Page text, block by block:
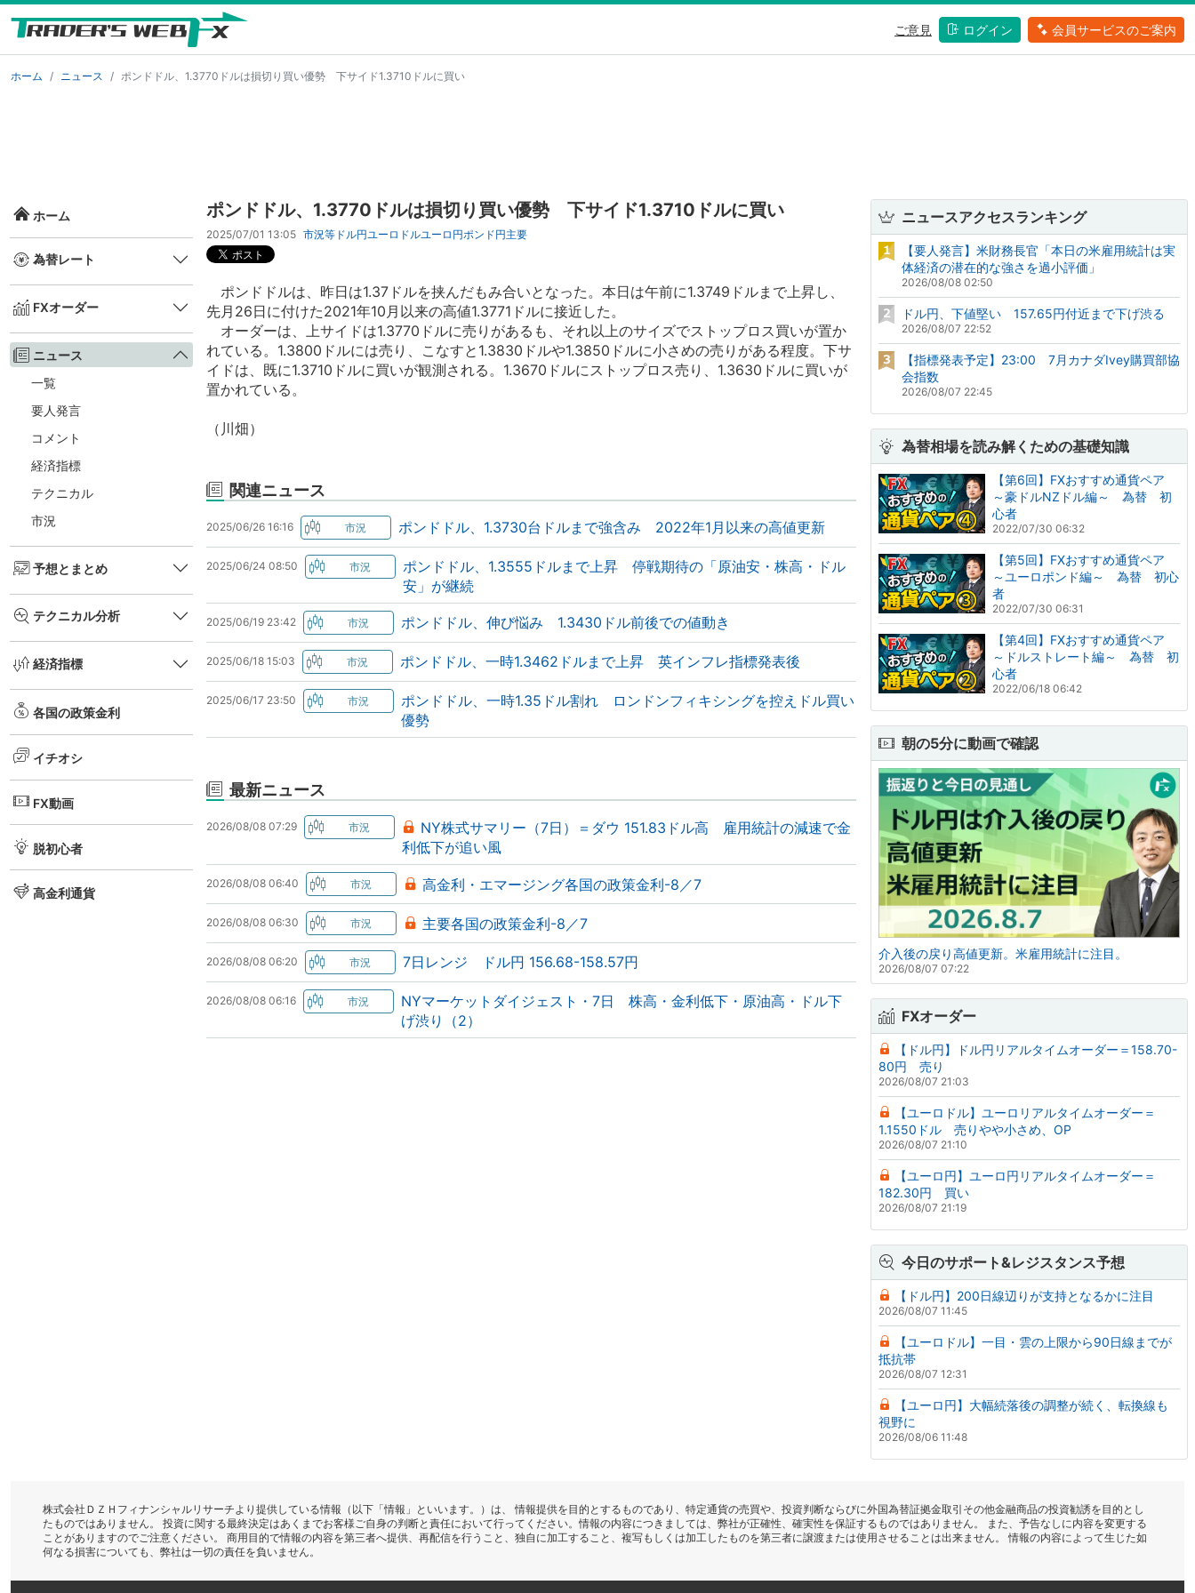
ご意見 ログイン 会員サービスのご案内
ホーム ニュース ポンドドル、1.3770ドルは損切り買い優勢 下サイド1.3710ドルに買い
ホーム
為替レート
FXオーダー
ニュース
一覧
要人発言
コメント
経済指標
テクニカル
市況
予想とまとめ
テクニカル分析
経済指標
各国の政策金利
イチオシ
FX動画
脱初心者
高金利通貨
ポンドドル、1.3770ドルは損切り買い優勢 下サイド1.3710ドルに買い
2025/07/01 13:05 市況等 ドル円ユーロドルユーロ円ポンド円主要
ポンドドルは、昨日は1.37ドルを挟んだもみ合いとなった。本日は午前に1.3749ドルまで上昇し、
先月26日に付けた2021年10月以来の高値1.3771ドルに接近した。
オーダーは、上サイドは1.3770ドルに売りがあるも、それ以上のサイズでストップロス買いが置か
れている。1.3800ドルには売り、こなすと1.3830ドルや1.3850ドルに小さめの売りがある程度。下サ
イドは、既に1.3710ドルに買いが観測される。1.3670ドルにストップロス売り、1.3630ドルに買いが
置かれている。
（川畑）
関連ニュース
2025/06/26 16:16 ポンドドル、1.3730台ドルまで強含み 2022年1月以来の高値更新
2025/06/24 08:50
ポンドドル、1.3555ドルまで上昇 停戦期待の「原油安・株高・ドル
安」が継続
2025/06/19 23:42 ポンドドル、伸び悩み 1.3430ドル前後での値動き
2025/06/18 15:03 ポンドドル、一時1.3462ドルまで上昇 英インフレ指標発表後
2025/06/17 23:50
ポンドドル、一時1.35ドル割れ ロンドンフィキシングを控えドル買い
優勢
最新ニュース
2026/08/08 07:29
NY株式サマリー（7日）＝ダウ 151.83ドル高 雇用統計の減速で金
利低下が追い風
2026/08/08 06:40 高金利・エマージング各国の政策金利-8／7
2026/08/08 06:30 主要各国の政策金利-8／7
2026/08/08 06:20 7日レンジ ドル円 156.68-158.57円
2026/08/08 06:16
NYマーケットダイジェスト・7日 株高・金利低下・原油高・ドル下
げ渋り（2）
ニュースアクセスランキング
【要人発言】米財務長官「本日の米雇用統計は実
体経済の潜在的な強さを過小評価」
2026/08/08 02:50
ドル円、下値堅い 157.65円付近まで下げ渋る
2026/08/07 22:52
【指標発表予定】23:00 7月カナダIvey購買部協
会指数
2026/08/07 22:45
為替相場を読み解くための基礎知識
【第6回】FXおすすめ通貨ペア
～豪ドルNZドル編～ 為替 初
心者
2022/07/30 06:32
【第5回】FXおすすめ通貨ペア
～ユーロポンド編～ 為替 初心
者
2022/07/30 06:31
【第4回】FXおすすめ通貨ペア
～ドルストレート編～ 為替 初
心者
2022/06/18 06:42
朝の5分に動画で確認
介入後の戻り高値更新。米雇用統計に注目。
2026/08/07 07:22
FXオーダー
【ドル円】ドル円リアルタイムオーダー＝158.70-
80円 売り
2026/08/07 21:03
【ユーロドル】ユーロリアルタイムオーダー＝
1.1550ドル 売りやや小さめ、OP
2026/08/07 21:10
【ユーロ円】ユーロ円リアルタイムオーダー＝
182.30円 買い
2026/08/07 21:19
今日のサポート&レジスタンス予想
【ドル円】200日線辺りが支持となるかに注目
2026/08/07 11:45
【ユーロドル】一目・雲の上限から90日線までが
抵抗帯
2026/08/07 12:31
【ユーロ円】大幅続落後の調整が続く、転換線も
視野に
2026/08/06 11:48
株式会社ＤＺＨフィナンシャルリサーチより提供している情報（以下「情報」といいます。）は、 情報提供を目的とするものであり、特定通貨の売買や、投資判断ならびに外国為替証拠金取引その他金融商品の投資勧誘を目的とし
たものではありません。 投資に関する最終決定はあくまでお客様ご自身の判断と責任において行ってください。情報の内容につきましては、弊社が正確性、確実性を保証するものではありません。 また、予告なしに内容を変更する
ことがありますのでご注意ください。 商用目的で情報の内容を第三者へ提供、再配信を行うこと、独自に加工すること、複写もしくは加工したものを第三者に譲渡または使用させることは出来ません。 情報の内容によって生じた如
何なる損害についても、弊社は一切の責任を負いません。